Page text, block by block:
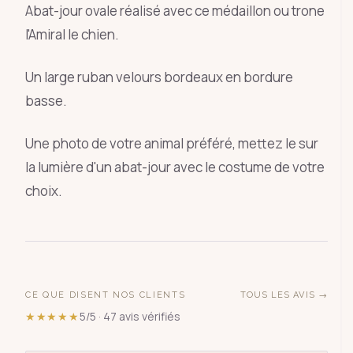
Abat-jour ovale réalisé avec ce médaillon ou trone
l'Amiral le chien.
Un large ruban velours bordeaux en bordure
basse.
Une photo de votre animal préféré, mettez le sur
la lumière d'un abat-jour avec le costume de votre
choix.
CE QUE DISENT NOS CLIENTS
★★★★★5/5 · 47 avis vérifiés
TOUS LES AVIS →